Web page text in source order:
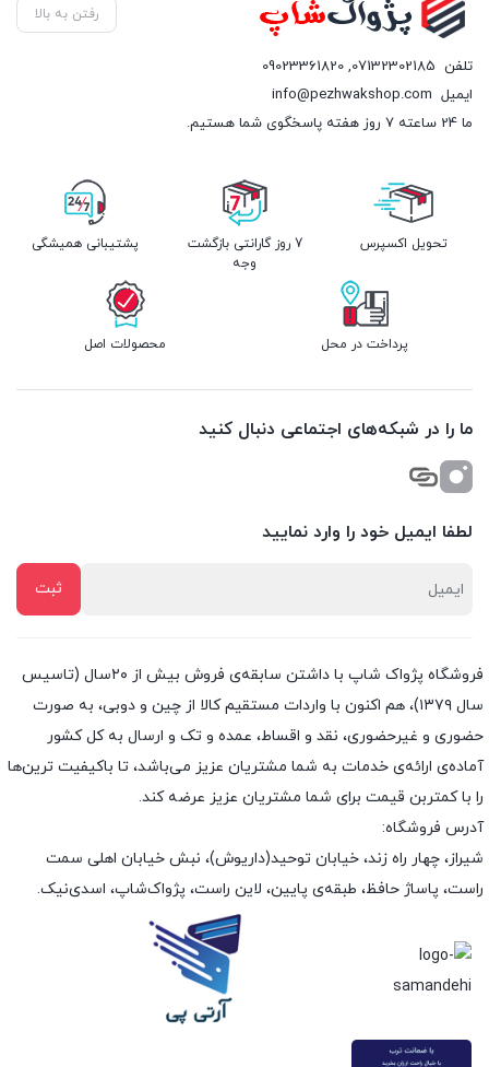
رفتن به بالا
تلفن 07132302185
,
09023361820
ایمیل info@pezhwakshop.com
ما 24 ساعته 7 روز هفته پاسخگوی شما هستیم.
تحویل اکسپرس
7 روز گارانتی بازگشت
وجه
پشتیبانی همیشگی
پرداخت در محل محصولات اصل
ما را در شبکه‌های اجتماعی دنبال کنید
لطفا ایمیل خود را وارد نمایید
فروشگاه پژواک شاپ با داشتن سابقه‌ی فروش بیش از ۲۰سال (تاسیس
سال ۱۳۷۹)، هم اکنون با واردات مستقیم کالا از چین و دوبی، به صورت
حضوری و غیرحضوری، نقد و اقساط، عمده و تک و ارسال به کل کشور
آماده‌ی ارائه‌ی خدمات به شما مشتریان عزیز می‌باشد، تا باکیفیت ترین‌ها
را با کمتربن قیمت برای شما مشتریان عزیز عرضه کند.
آدرس فروشگاه:
شیراز، چهار راه زند، خیابان توحید(داریوش)، نبش خیابان اهلی سمت
راست، پاساژ حافظ، طبقه‌ی پایین، لاین راست، پژواک‌شاپ، اسدی‌نیک.